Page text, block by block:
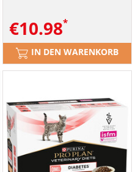
€10.98
IN DEN WARENKORB